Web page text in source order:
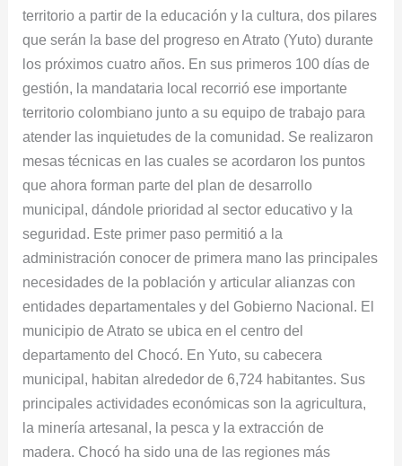
territorio a partir de la educación y la cultura, dos pilares
que serán la base del progreso en Atrato (Yuto) durante
los próximos cuatro años. En sus primeros 100 días de
gestión, la mandataria local recorrió ese importante
territorio colombiano junto a su equipo de trabajo para
atender las inquietudes de la comunidad. Se realizaron
mesas técnicas en las cuales se acordaron los puntos
que ahora forman parte del plan de desarrollo
municipal, dándole prioridad al sector educativo y la
seguridad. Este primer paso permitió a la
administración conocer de primera mano las principales
necesidades de la población y articular alianzas con
entidades departamentales y del Gobierno Nacional. El
municipio de Atrato se ubica en el centro del
departamento del Chocó. En Yuto, su cabecera
municipal, habitan alrededor de 6,724 habitantes. Sus
principales actividades económicas son la agricultura,
la minería artesanal, la pesca y la extracción de
madera. Chocó ha sido una de las regiones más